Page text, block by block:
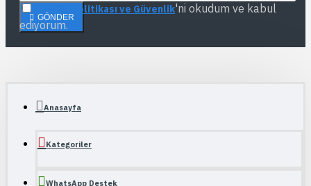
GÖNDER
Gizlilik Politikası ve Güvenlik'ni okudum ve kabul
ediyorum.
Anasayfa
Kategoriler
WhatsApp Destek